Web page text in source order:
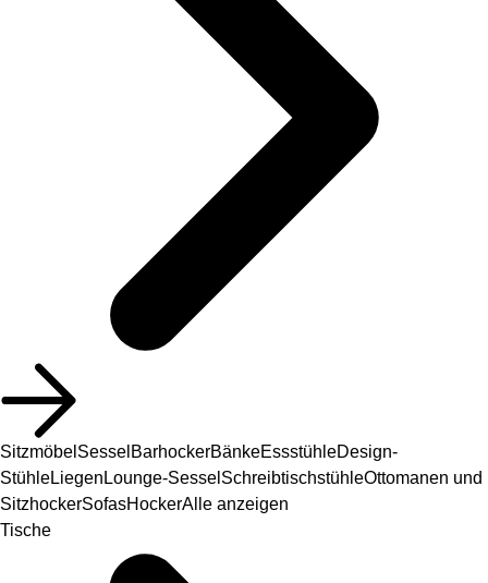
Sitzmöbel Sessel BarhockerBänkeEssstühleDesign-
StühleLiegen Lounge-Sessel SchreibtischstühleOttomanen und
SitzhockerSofasHockerAlle anzeigen
Tische